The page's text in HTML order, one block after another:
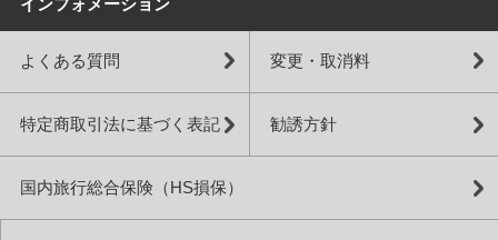
インフォメーション
よくある質問 変更・取消料
特定商取引法に基づく表記 勧誘方針
国内旅行総合保険（HS損保）